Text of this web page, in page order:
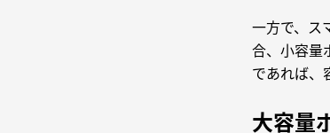
一方で、ス
合、小容量
であれば、
大容量